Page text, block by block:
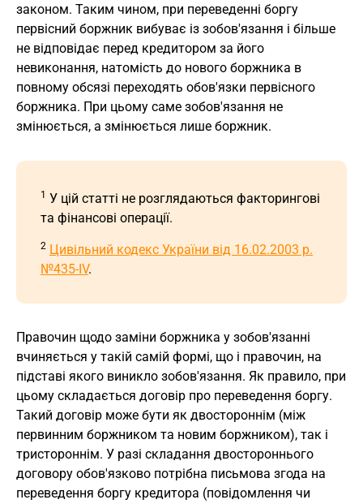
законом. Таким чином, при переведенні боргу
первісний боржник вибуває із зобов'язання і більше
не відповідає перед кредитором за його
невиконання, натомість до нового боржника в
повному обсязі переходять обов'язки первісного
боржника. При цьому саме зобов'язання не
змінюється, а змінюється лише боржник.
1 У цій статті не розглядаються факторингові
та фінансові операції.
2 Цивільний кодекс України від 16.02.2003 р.
№435-ІV.
Правочин щодо заміни боржника у зобов'язанні
вчиняється у такій самій формі, що і правочин, на
підставі якого виникло зобов'язання. Як правило, при
цьому складається договір про переведення боргу.
Такий договір може бути як двостороннім (між
первинним боржником та новим боржником), так і
тристороннім. У разі складання двостороннього
договору обов'язково потрібна письмова згода на
переведення боргу кредитора (повідомлення чи